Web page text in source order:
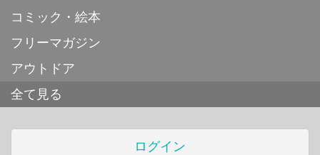
コミック・絵本
フリーマガジン
アウトドア
全て見る
ログイン